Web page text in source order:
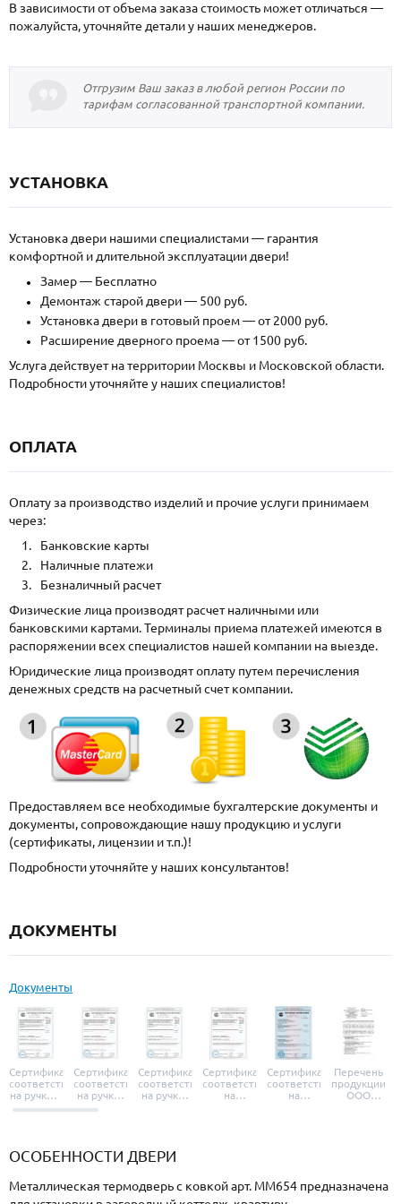
В зависимости от объема заказа стоимость может отличаться —
пожалуйста, уточняйте детали у наших менеджеров.
Отгрузим Ваш заказ в любой регион России по
тарифам согласованной транспортной компании.
УСТАНОВКА
Установка двери нашими специалистами — гарантия
комфортной и длительной эксплуатации двери!
Замер — Бесплатно
Демонтаж старой двери — 500 руб.
Установка двери в готовый проем — от 2000 руб.
Расширение дверного проема — от 1500 руб.
Услуга действует на территории Москвы и Московской области.
Подробности уточняйте у наших специалистов!
ОПЛАТА
Оплату за производство изделий и прочие услуги принимаем
через:
Банковские карты
Наличные платежи
Безналичный расчет
Физические лица производят расчет наличными или
банковскими картами. Терминалы приема платежей имеются в
распоряжении всех специалистов нашей компании на выезде.
Юридические лица производят оплату путем перечисления
денежных средств на расчетный счет компании.
Предоставляем все необходимые бухгалтерские документы и
документы, сопровождающие нашу продукцию и услуги
(сертификаты, лицензии и т.п.)!
Подробности уточняйте у наших консультантов!
ДОКУМЕНТЫ
Документы
Сертификат
соответствия
на ручки и
броненакладки
Сертификат
соответствия
на ручки-
защелки
Сертификат
соответствия
на ручки-
Сертификат
соответствия
на
Сертификат
соответствия
на
Перечень
продукции
ООО
ОСОБЕННОСТИ ДВЕРИ
Металлическая термодверь с ковкой арт. ММ654 предназначена